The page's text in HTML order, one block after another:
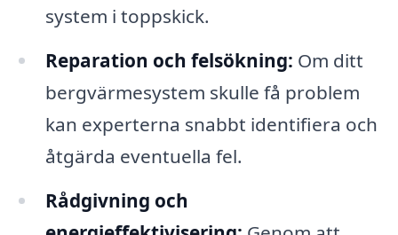
system i toppskick.
Reparation och felsökning: Om ditt
bergvärmesystem skulle få problem
kan experterna snabbt identifiera och
åtgärda eventuella fel.
Rådgivning och